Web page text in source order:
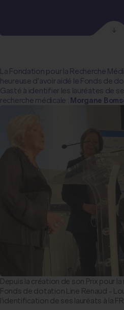
La Fondation pour la Recherche
heureuse d'avoir aidé le Fonds de
Gasté à identifier les lauréates de
recherche médicale : Morgane
Depuis la création de son Prix pour
Fonds de dotation Line Renaud -
l'identification de ses lauréats à la